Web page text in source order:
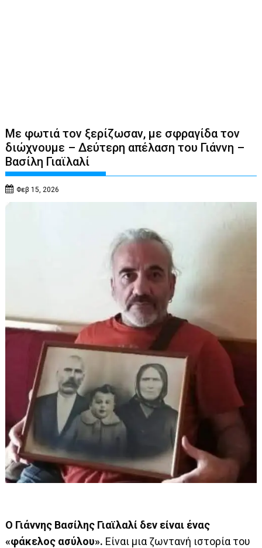
Με φωτιά τον ξερίζωσαν, με σφραγίδα τον
διώχνουμε – Δεύτερη απέλαση του Γιάννη –
Βασίλη Γιαϊλαλί
Φεβ 15, 2026
Ο Γιάννης Βασίλης Γιαϊλαλί δεν είναι ένας
«φάκελος ασύλου». Είναι μια ζωντανή ιστορία του